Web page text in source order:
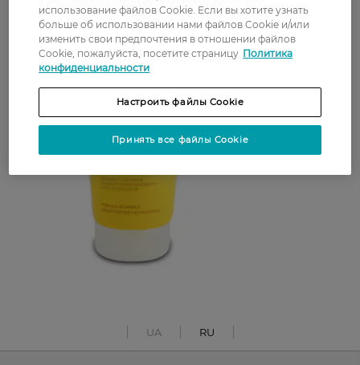
UA RU
использование файлов Cookie. Если вы хотите узнать
больше об использовании нами файлов Cookie и/или
изменить свои предпочтения в отношении файлов
Cookie, пожалуйста, посетите страницу Политика
конфиденциальности
Настроить файлы Cookie
Принять все файлы Cookie